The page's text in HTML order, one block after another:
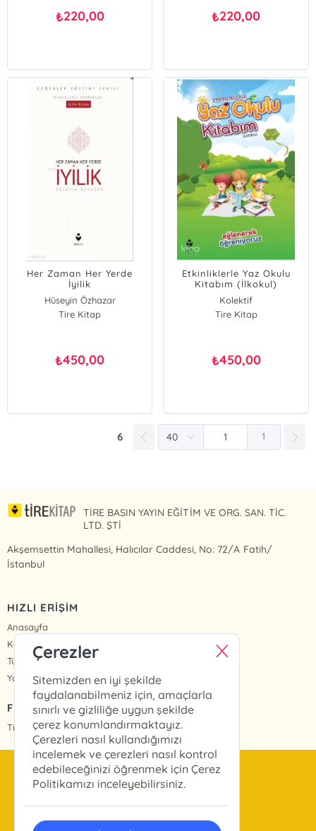
₺220,00 ₺220,00
Her Zaman Her Yerde
İyilik
Hüseyin Özhazar
Tire Kitap
₺450,00
Etkinliklerle Yaz Okulu
Kitabım (İlkokul)
Kolektif
Tire Kitap
₺450,00
6 1
TİRE BASIN YAYIN EĞİTİM VE ORG. SAN. TİC.
LTD. ŞTİ
Akşemsettin Mahallesi, Halıcılar Caddesi, No: 72/A Fatih/
İstanbul
HIZLI ERİŞİM
Anasayfa
Kategoriler
Tüm Kitaplar
Yazarlar
FİYAT LİSTESİ
Tire Kitap Fiyat Listesi
bilgi@tirekitap.com.tr
0(212) 533 13 13
Çerezler
Sitemizden en iyi şekilde
faydalanabilmeniz için, amaçlarla
sınırlı ve gizliliğe uygun şekilde
çerez konumlandırmaktayız.
Çerezleri nasıl kullandığımızı
incelemek ve çerezleri nasıl kontrol
edebileceğinizi öğrenmek için Çerez
Politikamızı inceleyebilirsiniz.